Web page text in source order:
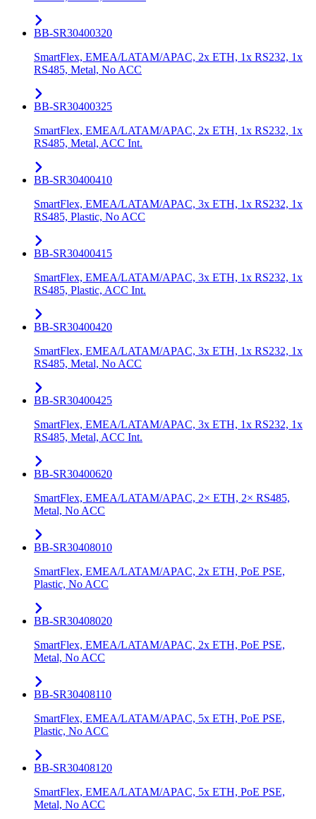
BB-SR30400320
SmartFlex, EMEA/LATAM/APAC, 2x ETH, 1x RS232, 1x
RS485, Metal, No ACC
BB-SR30400325
SmartFlex, EMEA/LATAM/APAC, 2x ETH, 1x RS232, 1x
RS485, Metal, ACC Int.
BB-SR30400410
SmartFlex, EMEA/LATAM/APAC, 3x ETH, 1x RS232, 1x
RS485, Plastic, No ACC
BB-SR30400415
SmartFlex, EMEA/LATAM/APAC, 3x ETH, 1x RS232, 1x
RS485, Plastic, ACC Int.
BB-SR30400420
SmartFlex, EMEA/LATAM/APAC, 3x ETH, 1x RS232, 1x
RS485, Metal, No ACC
BB-SR30400425
SmartFlex, EMEA/LATAM/APAC, 3x ETH, 1x RS232, 1x
RS485, Metal, ACC Int.
BB-SR30400620
SmartFlex, EMEA/LATAM/APAC, 2× ETH, 2× RS485,
Metal, No ACC
BB-SR30408010
SmartFlex, EMEA/LATAM/APAC, 2x ETH, PoE PSE,
Plastic, No ACC
BB-SR30408020
SmartFlex, EMEA/LATAM/APAC, 2x ETH, PoE PSE,
Metal, No ACC
BB-SR30408110
SmartFlex, EMEA/LATAM/APAC, 5x ETH, PoE PSE,
Plastic, No ACC
BB-SR30408120
SmartFlex, EMEA/LATAM/APAC, 5x ETH, PoE PSE,
Metal, No ACC